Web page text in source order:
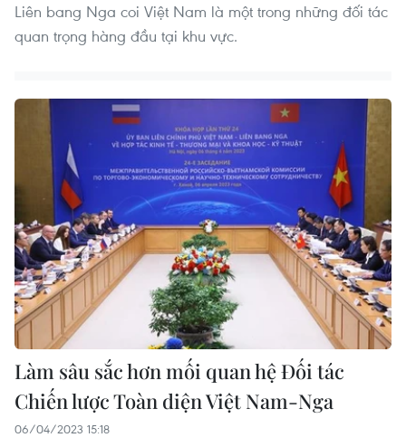
Liên bang Nga coi Việt Nam là một trong những đối tác
quan trọng hàng đầu tại khu vực.
Làm sâu sắc hơn mối quan hệ Đối tác
Chiến lược Toàn diện Việt Nam-Nga
06/04/2023 15:18